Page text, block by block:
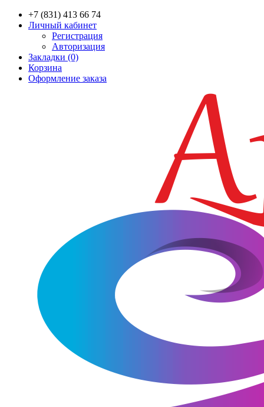
+7 (831) 413 66 74
Личный кабинет
Регистрация
Авторизация
Закладки (0)
Корзина
Оформление заказа